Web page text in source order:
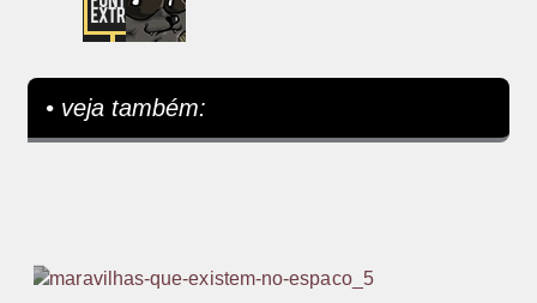
• veja também: